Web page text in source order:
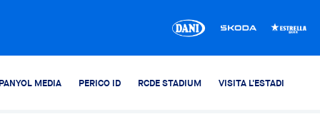
MEDIA PERICO ID RCDE STADIUM VISITA L'ESTADI